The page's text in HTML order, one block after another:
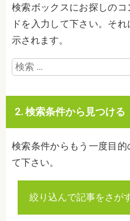
おでかけ
生活
検索ボックスにお探しの
ドを入力して下さい。そ
示されます。
検
索:
2. 検索条件から見つける
検索条件からもう一度目
て下さい。
絞り込んで記事をさが